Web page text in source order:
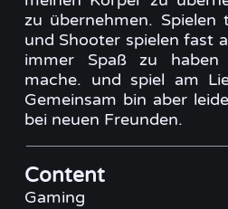
zu übernehmen.
und Shooter spielen fast
immer Spaß zu
mache. und spiel am
Gemeinsam bin aber
bei neuen Freunden.
Content
Gaming